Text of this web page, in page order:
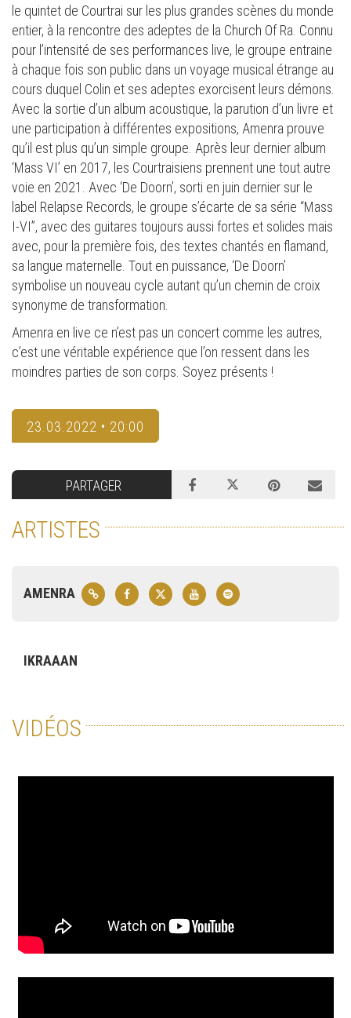
le quintet de Courtrai sur les plus grandes scènes du monde
entier, à la rencontre des adeptes de la Church Of Ra. Connu
pour l’intensité de ses performances live, le groupe entraine
à chaque fois son public dans un voyage musical étrange au
cours duquel Colin et ses adeptes exorcisent leurs démons.
Avec la sortie d’un album acoustique, la parution d’un livre et
une participation à différentes expositions, Amenra prouve
qu’il est plus qu’un simple groupe. Après leur dernier album
‘Mass VI’ en 2017, les Courtraisiens prennent une tout autre
voie en 2021. Avec ‘De Doorn’, sorti en juin dernier sur le
label Relapse Records, le groupe s’écarte de sa série “Mass
I-VI”, avec des guitares toujours aussi fortes et solides mais
avec, pour la première fois, des textes chantés en flamand,
sa langue maternelle. Tout en puissance, ‘De Doorn’
symbolise un nouveau cycle autant qu’un chemin de croix
synonyme de transformation.
Amenra en live ce n’est pas un concert comme les autres,
c’est une véritable expérience que l’on ressent dans les
moindres parties de son corps. Soyez présents !
23.03.2022 • 20:00
PARTAGER
ARTISTES
AMENRA
IKRAAAN
VIDÉOS